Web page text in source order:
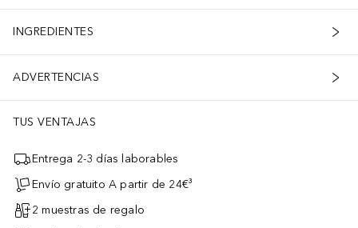
INGREDIENTES
ADVERTENCIAS
TUS VENTAJAS
Entrega 2-3 días laborables
Envío gratuito A partir de 24€³
2 muestras de regalo